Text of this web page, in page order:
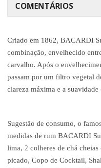
COMENTÁRIOS
Criado em 1862, BACARDI
combinação, envelhecido
carvalho. Após o
passam por um filtro vegetal
clareza máxima e a
Sugestão de consumo, o
medidas de rum BACARDI
lima, 2 colheres de chá
picado, Copo de Cocktail,